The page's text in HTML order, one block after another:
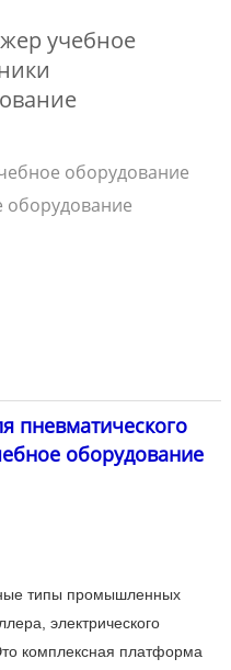
учебное
оборудование
оборудование
пневматического
оборудование
типы промышленных
электрического
комплексная платформа